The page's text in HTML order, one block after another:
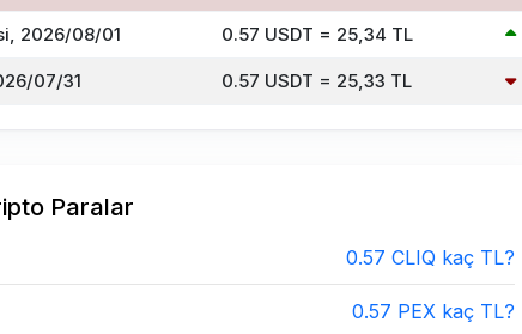
2026/08/01 0.57 USDT = 25,34 TL
07/31 0.57 USDT = 25,33 TL
Paralar
0.57 CLIQ kaç TL?
0.57 PEX kaç TL?